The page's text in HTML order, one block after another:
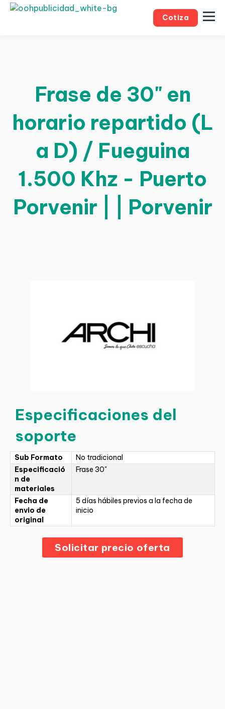
Cotiza
Frase de 30" en
horario repartido (L
a D) / Fueguina
1.500 Khz - Puerto
Porvenir | | Porvenir
Especificaciones del
soporte
Sub Formato
No tradicional
Especificació
n de
materiales
Frase 30"
Fecha de
envio de
original
5 días hábiles previos a la fecha de
inicio
Solicitar precio oferta